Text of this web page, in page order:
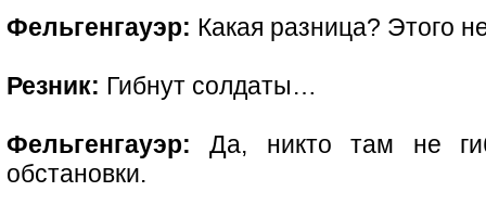
Фельгенгауэр: Какая разница? Этого
Резник: Гибнут солдаты…
Фельгенгауэр: Да, никто там не
обстановки.